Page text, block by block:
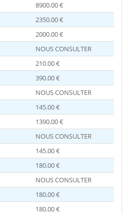
8900.00 €
2350.00 €
2000.00 €
NOUS CONSULTER
210.00 €
390.00 €
NOUS CONSULTER
145.00 €
1390.00 €
NOUS CONSULTER
145.00 €
180.00 €
NOUS CONSULTER
180.00 €
180.00 €